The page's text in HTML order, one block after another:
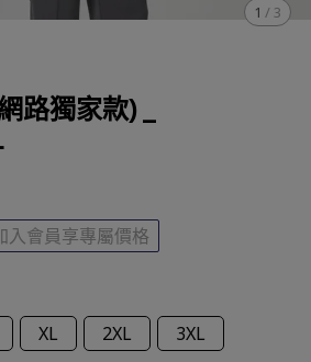
1 / 3
路獨家款) _
入會員享專屬價格
XL 2XL
3XL